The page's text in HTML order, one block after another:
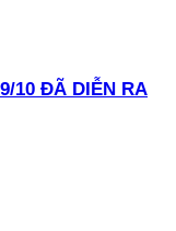
10 ĐÃ DIỄN RA